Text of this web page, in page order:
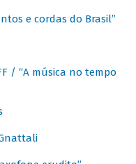
e cordas do Brasil”
/ “A música no tempo